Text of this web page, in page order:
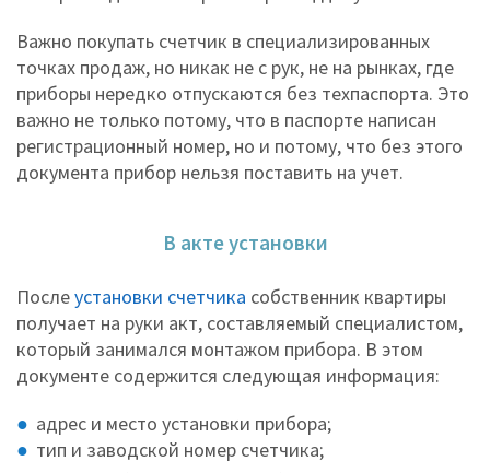
Важно покупать счетчик в специализированных
точках продаж, но никак не с рук, не на рынках, где
приборы нередко отпускаются без техпаспорта. Это
важно не только потому, что в паспорте написан
регистрационный номер, но и потому, что без этого
документа прибор нельзя поставить на учет.
В акте установки
Послеустановки счетчика собственник квартиры
получает на руки акт, составляемый специалистом,
который занимался монтажом прибора. В этом
документе содержится следующая информация:
адрес и место установки прибора;
тип и заводской номер счетчика;